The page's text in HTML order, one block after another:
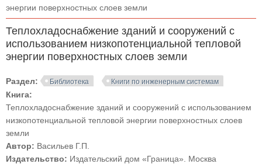
энергии поверхностных слоев земли
Теплохладоснабжение зданий и сооружений с
использованием низкопотенциальной тепловой
энергии поверхностных слоев земли
Раздел: Библиотека Книги по инженерным системам
Книга:
Теплохладоснабжение зданий и сооружений с использованием
низкопотенциальной тепловой энергии поверхностных слоев
земли
Автор: Васильев Г.П.
Издательство: Издательский дом «Граница». Москва